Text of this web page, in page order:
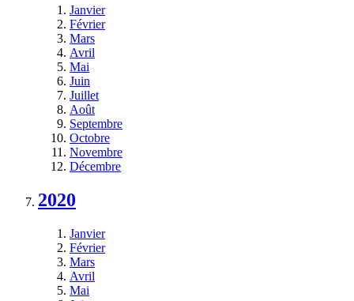
Janvier
Février
Mars
Avril
Mai
Juin
Juillet
Août
Septembre
Octobre
Novembre
Décembre
2020
Janvier
Février
Mars
Avril
Mai